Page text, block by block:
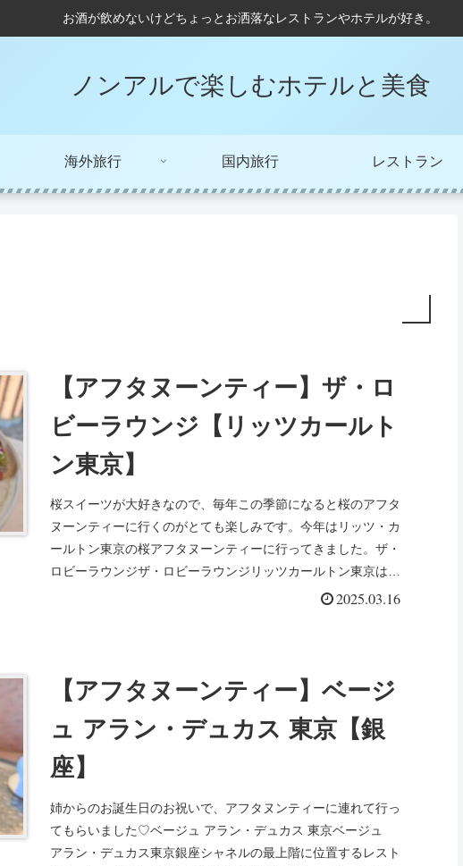
お酒が飲めないけどちょっとお洒落なレストランやホテルが好き。
ノンアルで楽しむホテルと美食
海外旅行 国内旅行 レストラン
【アフタヌーンティー】ザ・ロ
ビーラウンジ【リッツカールト
ン東京】
桜スイーツが大好きなので、毎年この季節になると桜のアフタ
ヌーンティーに行くのがとても楽しみです。今年はリッツ・カ
ールトン東京の桜アフタヌーンティーに行ってきました。ザ・
ロビーラウンジザ・ロビーラウンジリッツカールトン東京は、
2025.03.16
【アフタヌーンティー】ベージ
ュ アラン・デュカス 東京【銀
座】
姉からのお誕生日のお祝いで、アフタヌンティーに連れて行っ
てもらいました♡ベージュ アラン・デュカス 東京ベージュ
アラン・デュカス東京銀座シャネルの最上階に位置するレスト